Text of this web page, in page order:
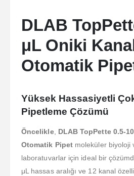
DLAB
μL Oniki
Otomatik
Yüksek Hassasiyetli
Pipetleme Çözümü
Öncelikle, DLAB TopPette 0.5-
Otomatik Pipetmoleküler biyoloji
laboratuvarlar için ideal bir
μL hassas aralığı ve 12 kanal